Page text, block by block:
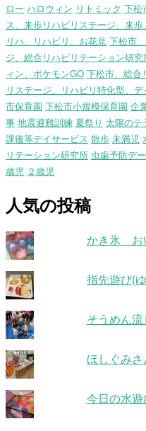
ロー ハロウィン リトミック 下松
ス、来歩リハビリステージ、来
リハ、リハビリ、お花見 下松市
ジ、総合リハビリテーション研
ィン、ポケモンGO 下松市、総合
リステージ、リハビリ特化型、
市保育園 下松市小規模保育園 企
事 地震避難訓練 夏祭り 太陽のテ
課後等デイサービス 散歩 未満児
リテーション研究所 虫歯予防デー
歳児 ２歳児
人気の投稿
かき氷 お
指先遊び(
そうめん
ほしぐみ
今日の水遊